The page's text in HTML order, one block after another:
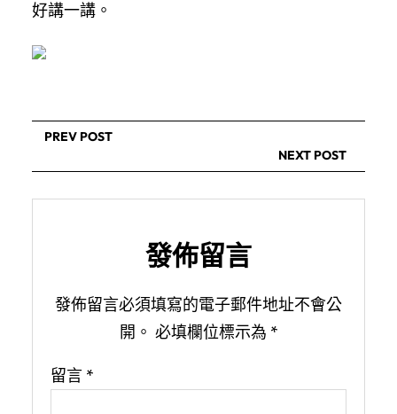
好講一講。
PREV POST
NEXT POST
發佈留言
發佈留言必須填寫的電子郵件地址不會公
開。 必填欄位標示為 *
留言 *